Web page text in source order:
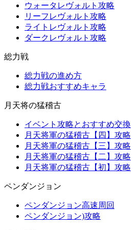
ウォータレヴォルト攻略
リーフレヴォルト攻略
ライトレヴォルト攻略
ダークレヴォルト攻略
総力戦
総力戦の進め方
総力戦おすすめキャラ
月天将の猛稽古
イベント攻略とおすすめ交換
月天将軍の猛稽古【四】攻略
月天将軍の猛稽古【三】攻略
月天将軍の猛稽古【二】攻略
月天将軍の猛稽古【初】攻略
ペンダンジョン
ペンダンジョン高速周回
ペンダンジョン)攻略